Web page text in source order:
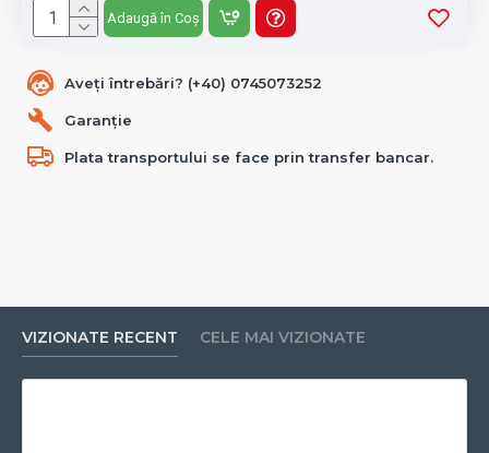
Aveți întrebări? (+40) 0745073252
Garanție
Plata transportului se face prin transfer bancar.
Adaugă în Coș
VIZIONATE RECENT CELE MAI VIZIONATE